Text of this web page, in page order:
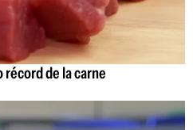
récord de la carne